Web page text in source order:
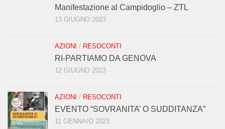
Manifestazione al Campidoglio – ZTL
13 GIUGNO 2023
AZIONI / RESOCONTI
RI-PARTIAMO DA GENOVA
12 GIUGNO 2023
AZIONI / RESOCONTI
EVENTO “SOVRANITA’ O SUDDITANZA”
11 GENNAIO 2023